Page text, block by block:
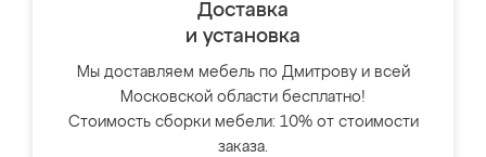
Доставка
и установка
Мы доставляем мебель по Дмитрову и всей
Московской области бесплатно!
Стоимость сборки мебели: 10% от стоимости
заказа.